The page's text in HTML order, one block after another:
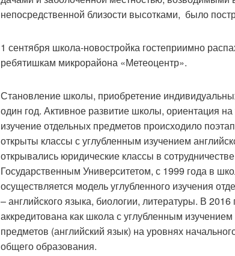
непосредственной близости высотками, было
1 сентября школа-новостройка гостеприимно
ребятишкам микрорайона «Метеоцентр».
Становление школы, приобретение
один год. Активное развитие школы, ориентация на
изучение отдельных предметов происходило
открыты классы с углубленным изучением
открывались юридические классы в
Государственным Университетом, с 1999 года в
осуществляется модель углубленного изучения
– английского языка, биологии, литературы. В 2016
аккредитована как школа с углубленным
предметов (английский язык) на уровнях
общего образования.